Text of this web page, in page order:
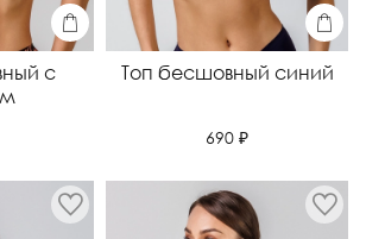
с
Топ бесшовный синий
690 ₽